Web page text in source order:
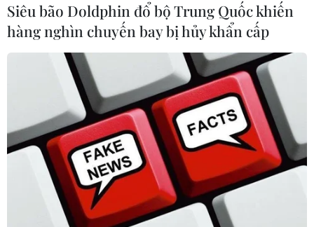
Siêu bão Doldphin đổ bộ Trung Quốc khiến
hàng nghìn chuyến bay bị hủy khẩn cấp